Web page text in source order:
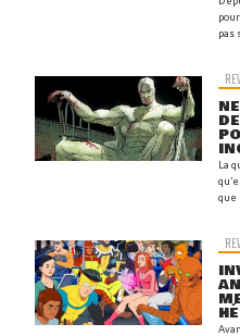
pas
La
que